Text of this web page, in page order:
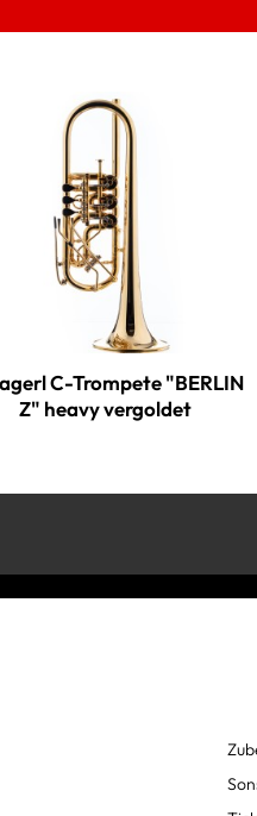
C-Trompete "BERLIN
Z" heavy vergoldet